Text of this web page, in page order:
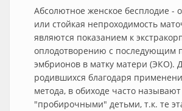
Абсолютное женское бесплодие -
или стойкая непроходимость
являются показанием к
оплодотворению с последующим
эмбрионов в матку матери (ЭКО).
родившихся благодаря
метода, в обиходе часто называют
"пробирочными" детьми, т.к. те